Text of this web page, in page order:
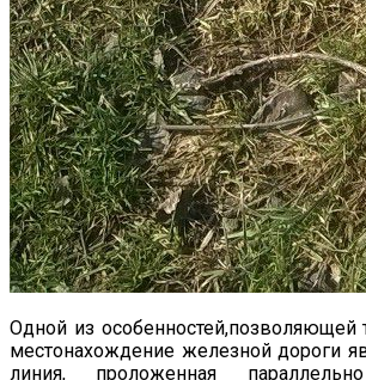
Одной из особенностей,позволяющей
местонахождение железной дороги
линия, проложенная